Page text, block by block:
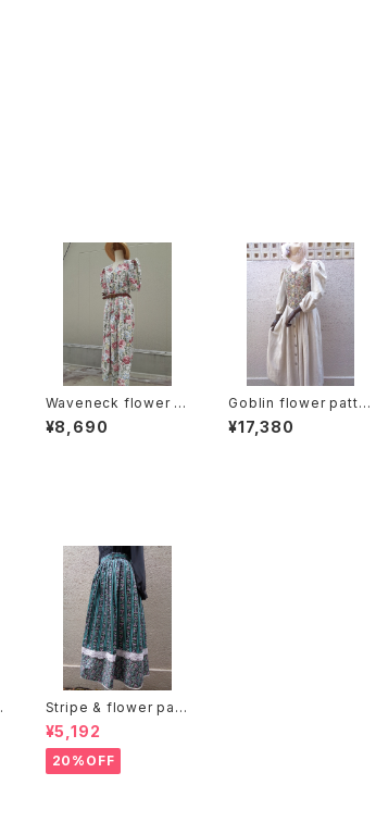
Waveneck flower p
attern tyrolean Dres
s ウェーブネック 花
¥8,690
Goblin flower patte
rn tyrolean dress ゴ
ブラン 花柄 チロリアン
¥17,380
Stripe & flower patt
ern skirt ストライプ 花
柄 スカート
¥5,192
20%OFF